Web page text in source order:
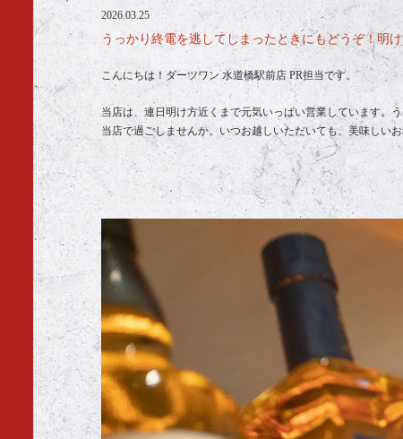
2026.03.25
うっかり終電を逃してしまったときにもどうぞ！明
こんにちは！ダーツワン 水道橋駅前店 PR担当です。
当店は、連日明け方近くまで元気いっぱい営業しています。
当店で過ごしませんか。いつお越しいただいても、美味しい